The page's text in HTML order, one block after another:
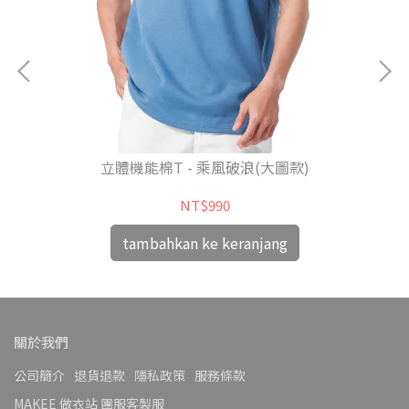
立體機能棉T - 乘風破浪(大圖款)
NT$990
tambahkan ke keranjang
關於我們
公司簡介 退貨退款 隱私政策 服務條款
MAKEE 做衣站 團服客製服